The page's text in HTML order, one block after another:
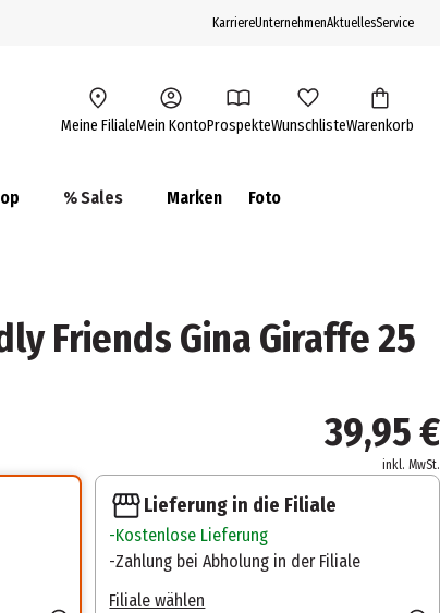
KarriereUnternehmenAktuellesService
Meine FilialeMein KontoProspekteWunschlisteWarenkorb
% Sales Marken Foto
Friends Gina Giraffe 25
39,95 €
inkl. MwSt.
Lieferung in die Filiale
Kostenlose Lieferung
Zahlung bei Abholung in der Filiale
Filiale wählen